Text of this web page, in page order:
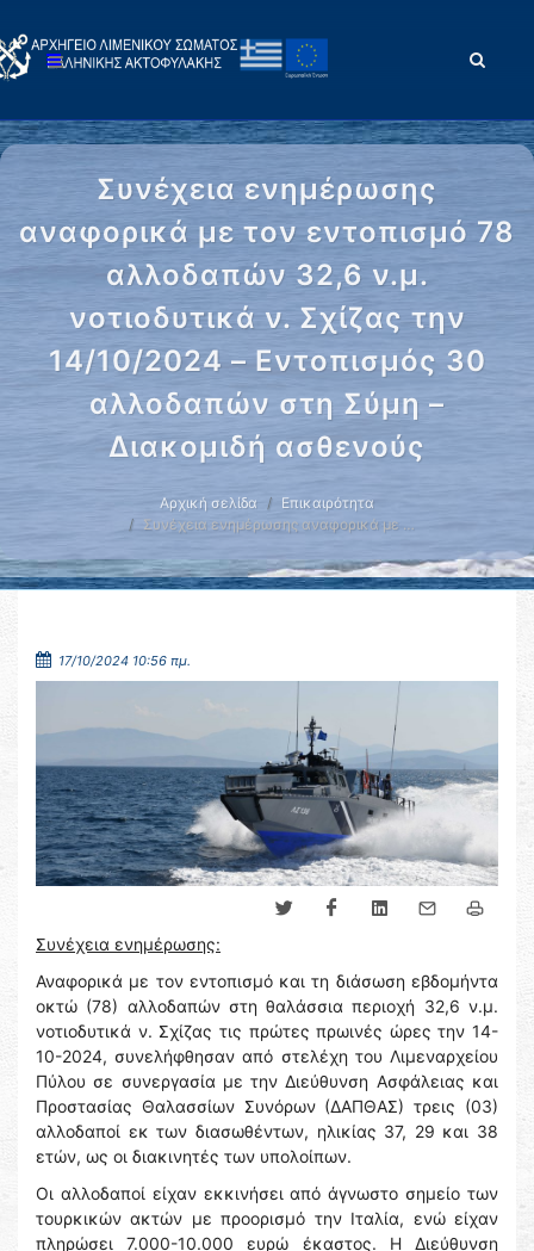
Συνέχεια ενημέρωσης
αναφορικά με τον εντοπισμό 78
αλλοδαπών 32,6 ν.μ.
νοτιοδυτικά ν. Σχίζας την
14/10/2024 – Εντοπισμός 30
αλλοδαπών στη Σύμη –
Διακομιδή ασθενούς
Αρχική σελίδα
Επικαιρότητα
Συνέχεια ενημέρωσης αναφορικά με …
17/10/2024 10:56 πμ.
Συνέχεια ενημέρωσης:
Αναφορικά με τον εντοπισμό και τη διάσωση εβδομήντα
οκτώ (78) αλλοδαπών στη θαλάσσια περιοχή 32,6 ν.μ.
νοτιοδυτικά ν. Σχίζας τις πρώτες πρωινές ώρες την 14-
10-2024, συνελήφθησαν από στελέχη του Λιμεναρχείου
Πύλου σε συνεργασία με την Διεύθυνση Ασφάλειας και
Προστασίας Θαλασσίων Συνόρων (ΔΑΠΘΑΣ) τρεις (03)
αλλοδαποί εκ των διασωθέντων, ηλικίας 37, 29 και 38
ετών, ως οι διακινητές των υπολοίπων.
Oι αλλοδαποί είχαν εκκινήσει από άγνωστο σημείο των
τουρκικών ακτών με προορισμό την Ιταλία, ενώ είχαν
πληρώσει 7.000-10.000 ευρώ έκαστος. Η Διεύθυνση